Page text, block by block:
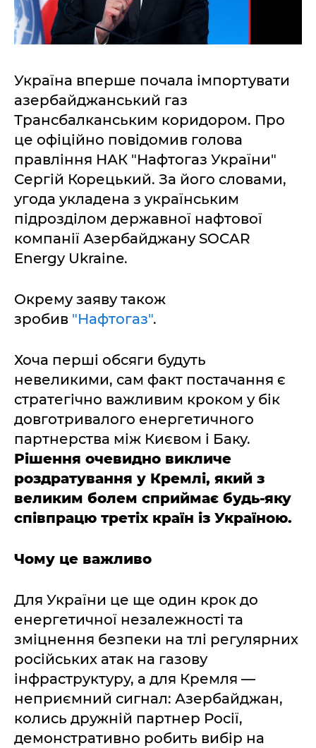
Україна вперше почала імпортувати
азербайджанський газ
Трансбалканським коридором. Про
це офіційно повідомив голова
правління НАК "Нафтогаз України"
Сергій Корецький. За його словами,
угода укладена з українським
підрозділом державної нафтової
компанії Азербайджану SOCAR
Energy Ukraine.
Окрему заяву також
зробив "Нафтогаз".
Хоча перші обсяги будуть
невеликими, сам факт постачання є
стратегічно важливим кроком у бік
довготривалого енергетичного
партнерства між Києвом і Баку.
Рішення очевидно викличе
роздратування у Кремлі, який з
великим болем сприймає будь-яку
співпрацю третіх країн із Україною.
Чому це важливо
Для України це ще один крок до
енергетичної незалежності та
зміцнення безпеки на тлі регулярних
російських атак на газову
інфраструктуру, а для Кремля —
неприємний сигнал: Азербайджан,
колись дружній партнер Росії,
демонстративно робить вибір на